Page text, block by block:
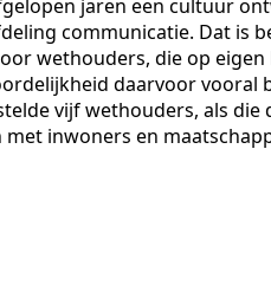
jaren een cultuur
communicatie. Dat is
wethouders, die op
daarvoor vooral
vijf wethouders, als
inwoners en